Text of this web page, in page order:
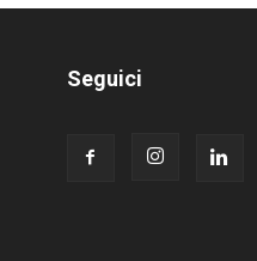
Seguici